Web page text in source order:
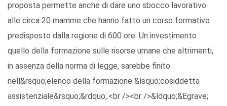
proposta permette anche di dare uno sbocco lavorativo
alle circa 20 mamme che hanno fatto un corso formativo
predisposto dalla regione di 600 ore. Un investimento
quello della formazione sulle risorse umane che altrimenti,
in assenza della norma di legge, sarebbe finito
nell&rsquo;elenco della formazione &lsquo;cosiddetta
assistenziale&rsquo;&rdquo;.<br /><br />&ldquo;&Egrave;